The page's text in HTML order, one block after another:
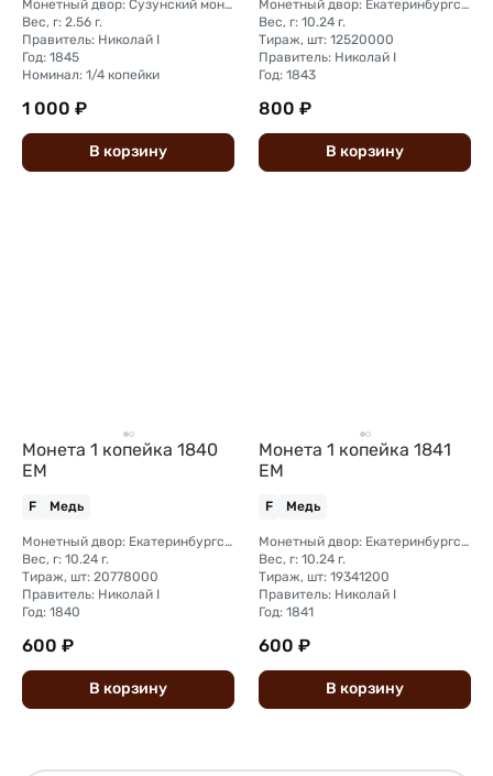
Монетный двор: Сузунский монетный двор (Сибирь)
Вес, г: 2.56 г.
Правитель: Николай I
Год: 1845
Номинал: 1/4 копейки
1 000 ₽
В корзину
Монетный двор: Екатеринбургский монетный двор
Вес, г: 10.24 г.
Тираж, шт: 12520000
Правитель: Николай I
Год: 1843
800 ₽
В корзину
Монета 1 копейка 1840
ЕМ
F Медь
Монетный двор: Екатеринбургский монетный двор
Вес, г: 10.24 г.
Тираж, шт: 20778000
Правитель: Николай I
Год: 1840
600 ₽
В корзину
Монета 1 копейка 1841
ЕМ
F Медь
Монетный двор: Екатеринбургский монетный двор
Вес, г: 10.24 г.
Тираж, шт: 19341200
Правитель: Николай I
Год: 1841
600 ₽
В корзину